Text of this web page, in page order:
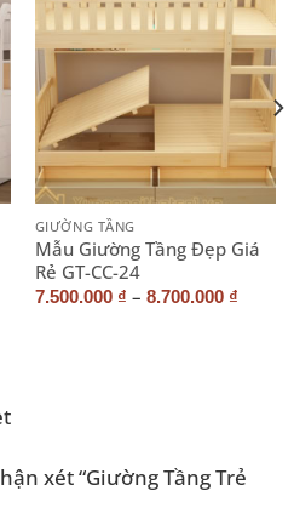
GIƯỜNG TẦNG
Mẫu Giường Tầng Đẹp Giá
Rẻ GT-CC-24
7.500.000 ₫ – 8.700.000 ₫
xét “Giường Tầng Trẻ